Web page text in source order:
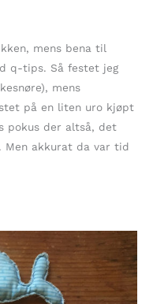
mens bena til
q-tips. Så festet jeg
mens
på en liten uro kjøpt
pokus der altså, det
Men akkurat da var tid